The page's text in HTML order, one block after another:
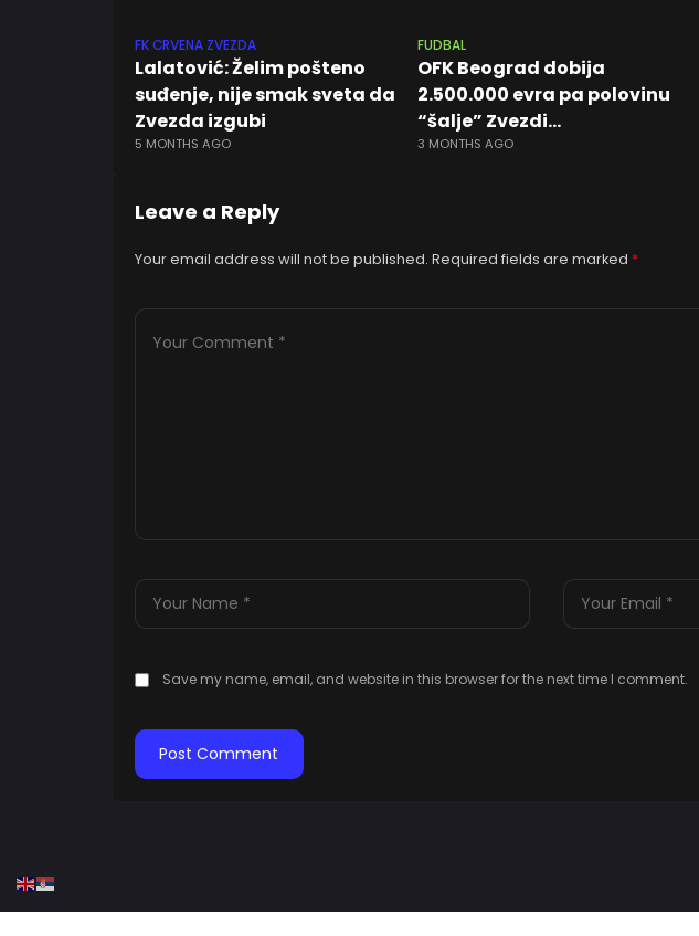
FK CRVENA ZVEZDA
Lalatović: Želim pošteno
suđenje, nije smak sveta da
Zvezda izgubi
5 MONTHS AGO
FUDBAL
OFK Beograd dobija
2.500.000 evra pa polovinu
“šalje” Zvezdi…
3 MONTHS AGO
Leave a Reply
Your email address will not be published. Required fields are marked *
Save my name, email, and website in this browser for the next time I comment.